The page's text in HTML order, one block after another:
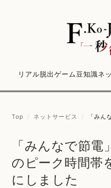
リアル脱出ゲーム豆知識ネ
Top / ネットサービス / 「みんなで
「みんなで節
のピーク時間帯
にしました